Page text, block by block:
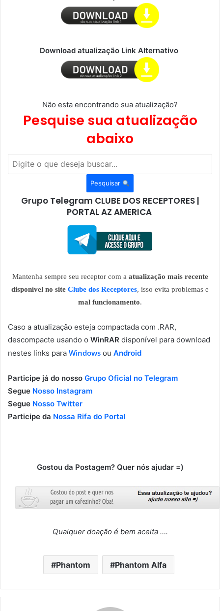
Download atualização Link Alternativo
Não esta encontrando sua atualização?
Pesquise sua atualização
abaixo
Pesquisar
Grupo Telegram CLUBE DOS RECEPTORES |
PORTAL AZ AMERICA
Mantenha sempre seu receptor com a atualização mais recente
disponível no site Clube dos Receptores, isso evita problemas e
mal funcionamento.
Caso a atualização esteja compactada com .RAR,
descompacte usando o WinRAR disponível para download
nestes links para Windows ou Android
Participe já do nosso Grupo Oficial no Telegram
Segue Nosso Instagram
Segue Nosso Twitter
Participe da Nossa Rifa do Portal
Gostou da Postagem? Quer nós ajudar =)
Qualquer doação é bem aceita ….
Phantom Phantom Alfa